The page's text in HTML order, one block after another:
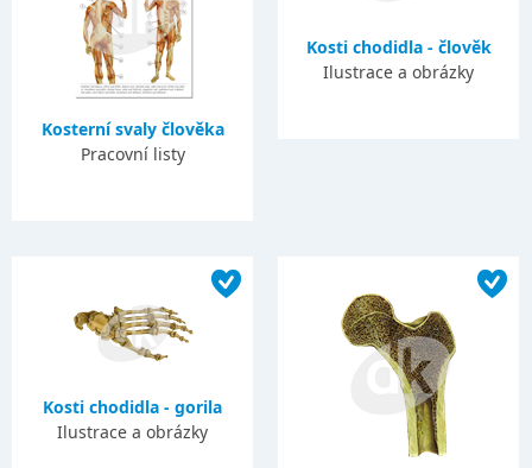
Kosterní svaly člověka
Pracovní listy
Kosti chodidla - člověk
Ilustrace a obrázky
Kosti chodidla - gorila
Ilustrace a obrázky